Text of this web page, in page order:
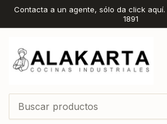
Contacta a un agente, sólo da click aquí.
1891